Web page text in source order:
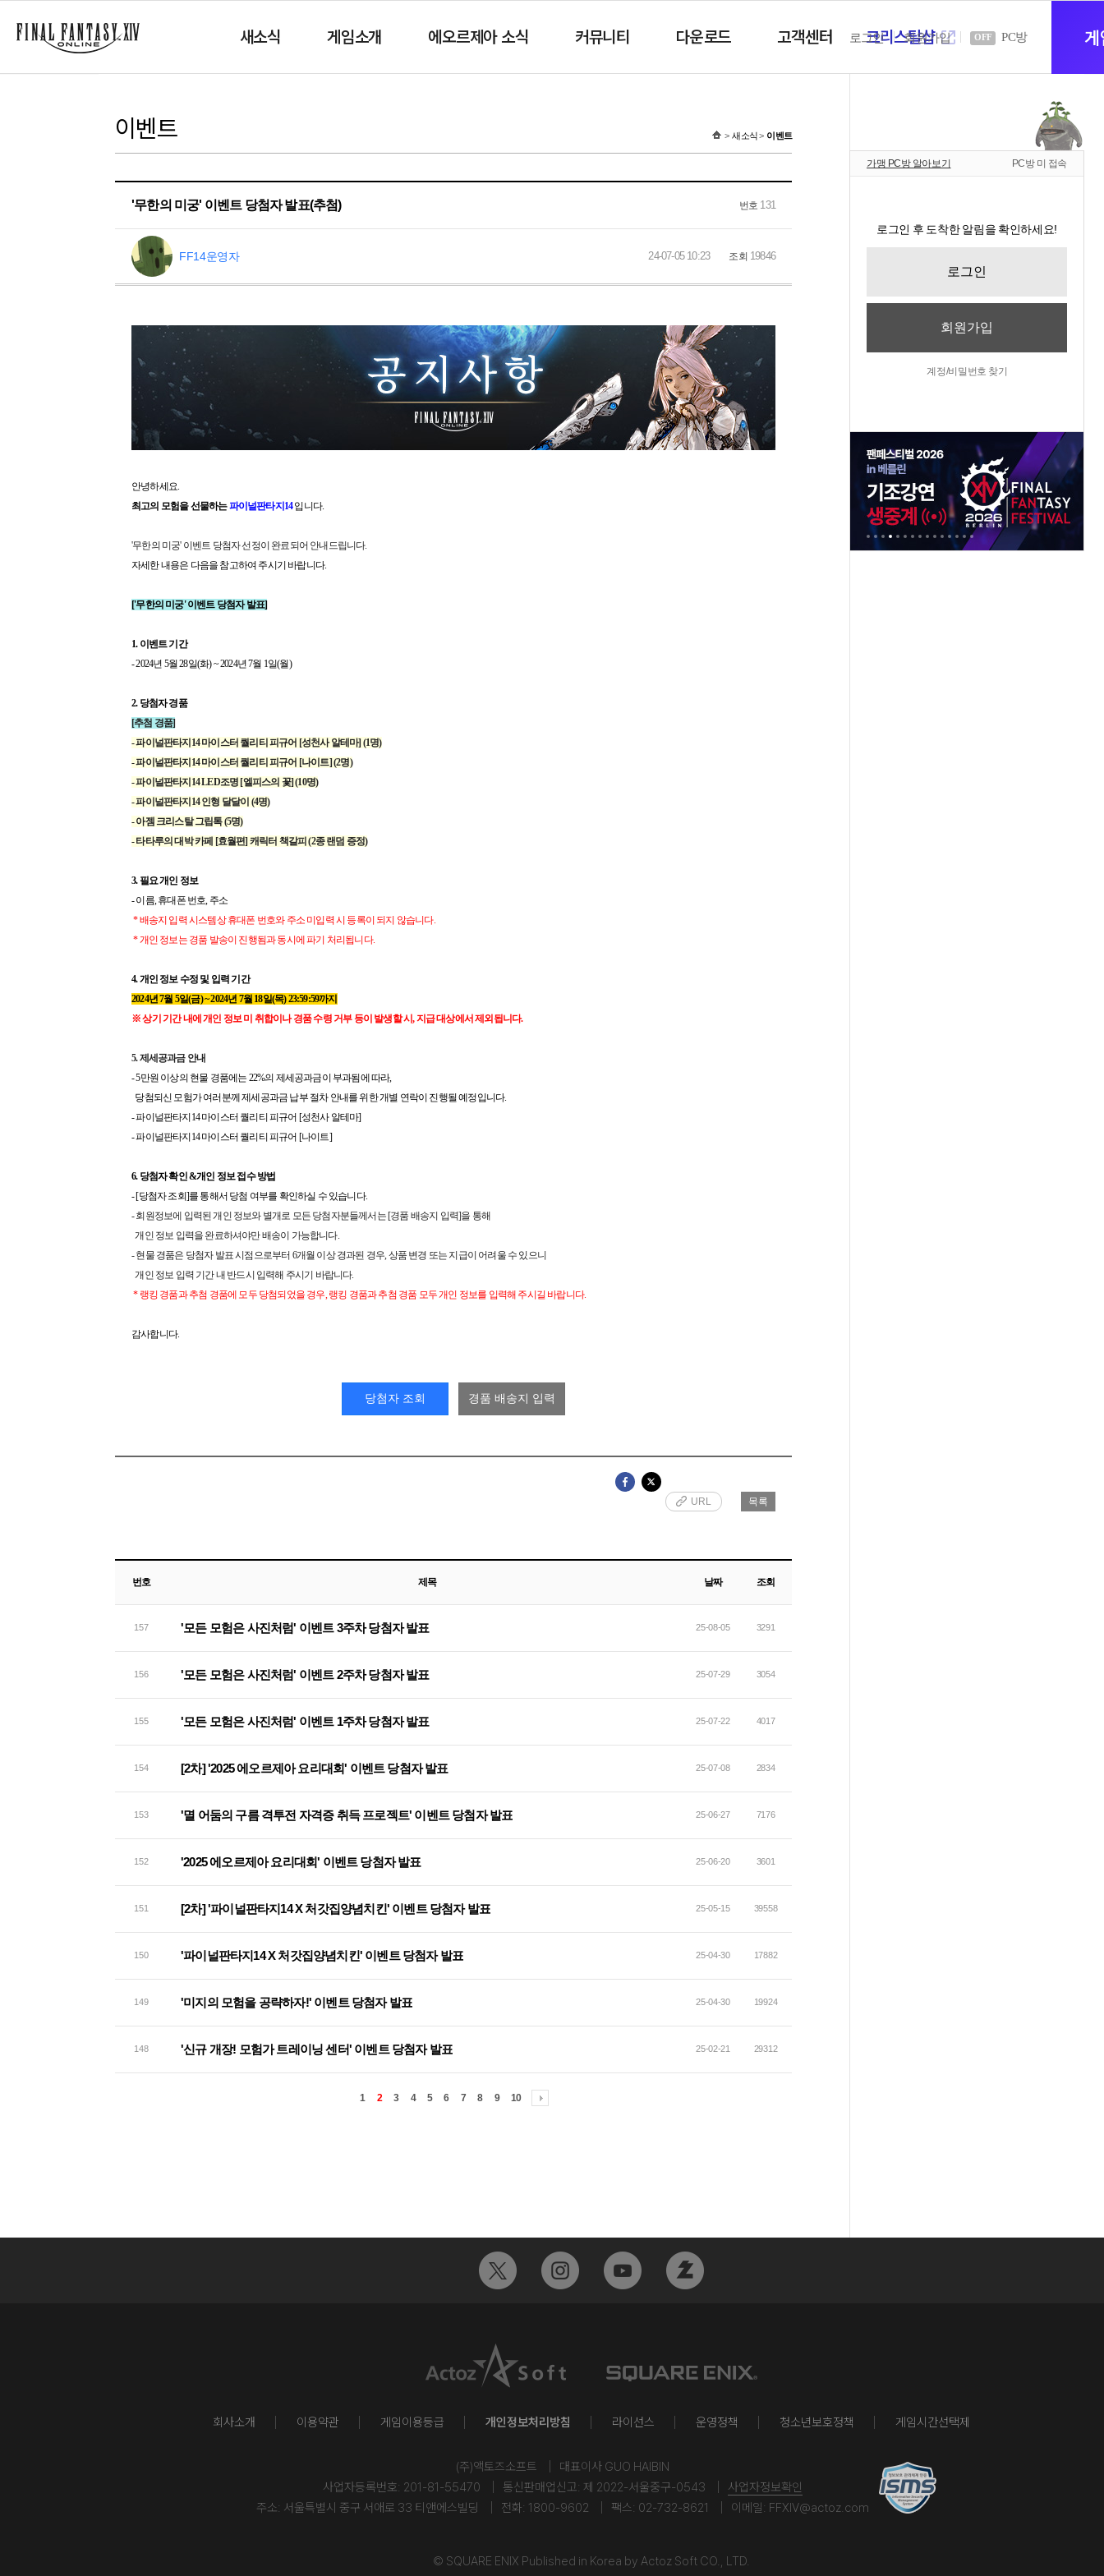
새소식 게임소개 에오르제아 소식 커뮤니티 다운로드 고객센터 크리스탈샵새
로그인 회원가입 OFF PC방
이벤트 새소식 이벤트
'무한의 미궁' 이벤트 당첨자 발표(추첨) 번호 131
FF14운영자 24-07-05 10:23 조회 19846
안녕하세요.
최고의 모험을 선물하는파이널판타지14입니다.
'무한의 미궁' 이벤트 당첨자 선정이 완료되어 안내드립니다.
자세한 내용은 다음을 참고하여 주시기 바랍니다.
['무한의 미궁' 이벤트 당첨자 발표]
1. 이벤트 기간
- 2024년 5월 28일(화) ~ 2024년 7월 1일(월)
2. 당첨자 경품
[추첨 경품]
- 파이널판타지14 마이스터 퀄리티 피규어 [성천사 알테마] (1명)
- 파이널판타지14 마이스터 퀄리티 피규어 [나이트] (2명)
- 파이널판타지14 LED조명 [엘피스의 꽃] (10명)
- 파이널판타지14 인형 달달이 (4명)
- 아젬 크리스탈 그립톡 (5명)
- 타타루의 대박 카페 [효월편] 캐릭터 책갈피 (2종 랜덤 증정)
3. 필요 개인 정보
- 이름, 휴대폰 번호, 주소
* 배송지 입력 시스템상 휴대폰 번호와 주소 미입력 시 등록이 되지 않습니다.
* 개인 정보는 경품 발송이 진행됨과 동시에 파기 처리됩니다.
4. 개인 정보 수정 및 입력 기간
2024년 7월 5일(금) ~ 2024년 7월 18일(목) 23:59:59까지
※ 상기 기간 내에 개인 정보 미 취합이나 경품 수령 거부 등이 발생할 시, 지급 대상에서 제외됩니다.
5. 제세공과금 안내
- 5만원 이상의 현물 경품에는 22%의 제세공과금이 부과됨에 따라,
당첨되신 모험가 여러분께 제세공과금 납부 절차 안내를 위한 개별 연락이 진행될 예정입니다.
- 파이널판타지14 마이스터 퀄리티 피규어 [성천사 알테마]
- 파이널판타지14 마이스터 퀄리티 피규어 [나이트]
6. 당첨자 확인 &개인 정보 접수 방법
- [당첨자 조회]를 통해서 당첨 여부를 확인하실 수 있습니다.
- 회원정보에 입력된 개인 정보와 별개로 모든 당첨자분들께서는 [경품 배송지 입력]을 통해
개인 정보 입력을 완료하셔야만 배송이 가능합니다.
- 현물 경품은 당첨자 발표 시점으로부터 6개월 이상 경과된 경우, 상품 변경 또는 지급이 어려울 수 있으니
개인 정보 입력 기간 내 반드시 입력해 주시기 바랍니다.
* 랭킹 경품과 추첨 경품에 모두 당첨되었을 경우, 랭킹 경품과 추첨 경품 모두 개인 정보를 입력해 주시길 바랍니다.
감사합니다.
당첨자 조회 경품 배송지 입력
URL
번호 제목 날짜 조회
157 '모든 모험은 사진처럼' 이벤트 3주차 당첨자 발표 25-08-05 3291
156 '모든 모험은 사진처럼' 이벤트 2주차 당첨자 발표 25-07-29 3054
155 '모든 모험은 사진처럼' 이벤트 1주차 당첨자 발표 25-07-22 4017
154 [2차] '2025 에오르제아 요리대회' 이벤트 당첨자 발표 25-07-08 2834
153 '멸 어둠의 구름 격투전 자격증 취득 프로젝트' 이벤트 당첨자 발표 25-06-27 7176
152 '2025 에오르제아 요리대회' 이벤트 당첨자 발표 25-06-20 3601
151 [2차] '파이널판타지14 X 처갓집양념치킨' 이벤트 당첨자 발표 25-05-15 39558
150 '파이널판타지14 X 처갓집양념치킨' 이벤트 당첨자 발표 25-04-30 17882
149 '미지의 모험을 공략하자!' 이벤트 당첨자 발표 25-04-30 19924
148 '신규 개장! 모험가 트레이닝 센터' 이벤트 당첨자 발표 25-02-21 29312
1 2 3 4 5 6 7 8 9 10
가맹 PC방 알아보기 PC방 미 접속
로그인 후 도착한 알림을 확인하세요!
로그인
회원가입
계정/비밀번호 찾기
회사소개 이용약관 게임이용등급 개인정보처리방침 라이선스 운영정책 청소년보호정책 게임시간선택제
(주)액토즈소프트
대표이사 GUO HAIBIN
사업자등록번호: 201-81-55470
통신판매업신고: 제 2022-서울중구-0543
사업자정보확인
주소: 서울특별시 중구 서애로 33 티앤에스빌딩
전화: 1800-9602 팩스: 02-732-8621 이메일: FFXIV@actoz.com
© SQUARE ENIX Published in Korea by Actoz Soft CO., LTD.